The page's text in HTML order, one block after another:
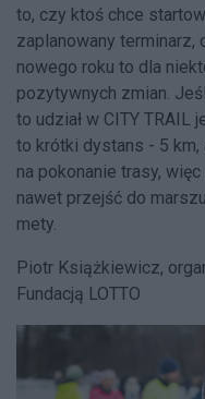
to, czy ktoś chce
zaplanowany
nowego roku to dla
pozytywnych zmian.
to udział w CITY TRAIL
to krótki dystans - 5
na pokonanie trasy,
nawet przejść do
mety.
Piotr Książkiewicz,
Fundacją LOTTO